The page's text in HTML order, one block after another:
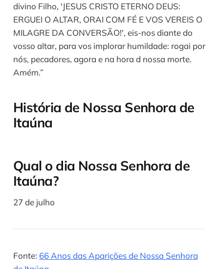
divino Filho, 'JESUS CRISTO ETERNO DEUS:
ERGUEI O ALTAR, ORAI COM FÉ E VOS VEREIS O
MILAGRE DA CONVERSÃO!', eis-nos diante do
vosso altar, para vos implorar humildade: rogai por
nós, pecadores, agora e na hora d nossa morte.
Amém.”
História de Nossa Senhora de
Itaúna
Qual o dia Nossa Senhora de
Itaúna?
27 de julho
Fonte: 66 Anos das Aparições de Nossa Senhora